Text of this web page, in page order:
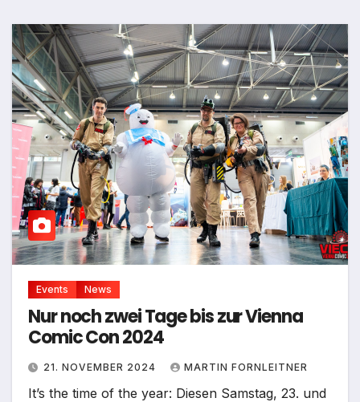
Events News
Nur noch zwei Tage bis zur Vienna
Comic Con 2024
21. NOVEMBER 2024 MARTIN FORNLEITNER
It’s the time of the year: Diesen Samstag, 23. und